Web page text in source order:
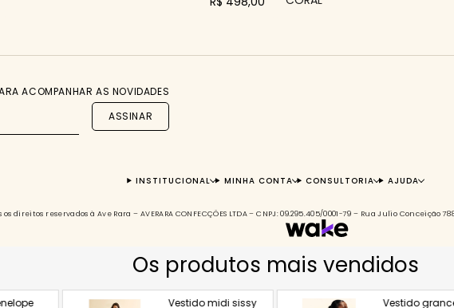
ACOMPANHAR AS NOVIDADES
ASSINAR
INSTITUCIONAL MINHA CONTA CONSULTORIA AJUDA
os direitos reservados à Ave Rara – AVERARA CONFECÇÕES LTDA – CNPJ: 09.295.405/0001-79 – Rua Julio